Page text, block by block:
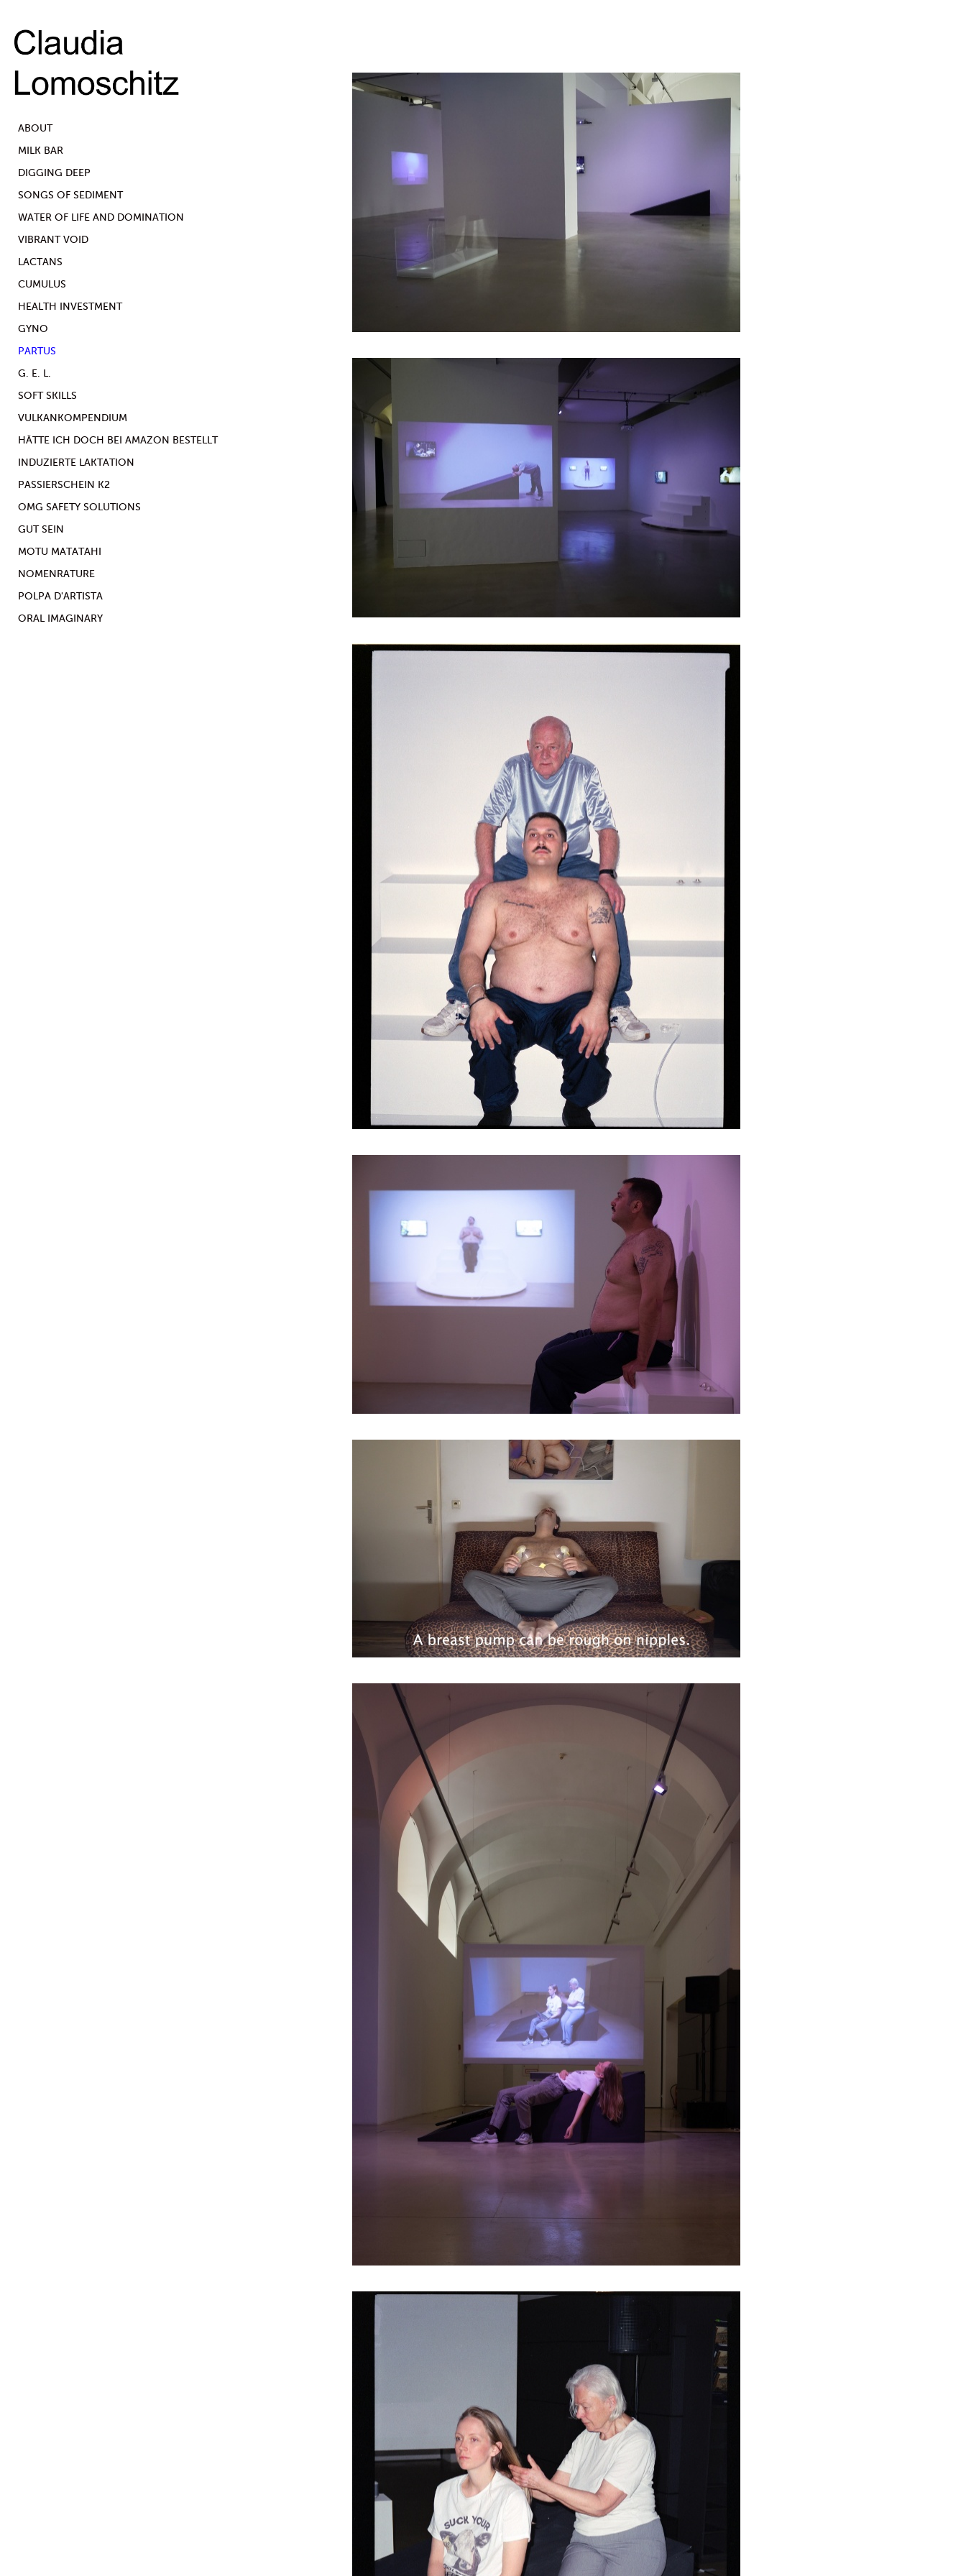
ABOUT
MILK BAR
DIGGING DEEP
SONGS OF SEDIMENT
WATER OF LIFE AND DOMINATION
VIBRANT VOID
LACTANS
CUMULUS
HEALTH INVESTMENT
GYNO
PARTUS
G. E. L.
SOFT SKILLS
VULKANKOMPENDIUM
HÄTTE ICH DOCH BEI AMAZON BESTELLT
INDUZIERTE LAKTATION
PASSIERSCHEIN K2
OMG SAFETY SOLUTIONS
GUT SEIN
MOTU MATATAHI
NOMENRATURE
POLPA D'ARTISTA
ORAL IMAGINARY